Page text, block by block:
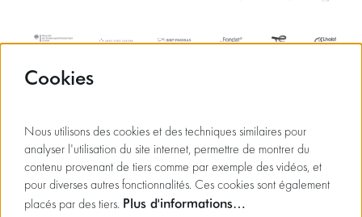
Cookies
Nous utilisons des cookies et des techniques similaires pour
analyser l'utilisation du site internet, permettre de montrer du
contenu provenant de tiers comme par exemple des vidéos, et
pour diverses autres fonctionnalités. Ces cookies sont également
placés par des tiers. Plus d'informations…